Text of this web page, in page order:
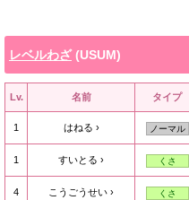
レベルわざ(USUM)
Lv. 名前 タイプ
1 はねる ノーマル
1 すいとる くさ
4 こうごうせい くさ